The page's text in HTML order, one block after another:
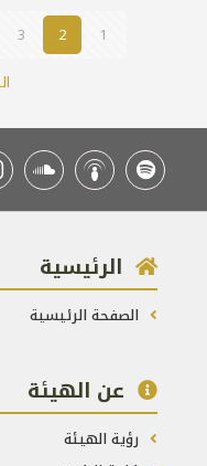
1
2
3
الرئيسية
الصفحة الرئيسية
عن الهيئة
رؤية الهيئة